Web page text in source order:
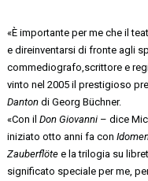
«È importante per me che il
e direinventarsi di fronte agli
commediografo,scrittore e
vinto nel 2005 il prestigioso
Dantondi Georg Büchner.
«Con ilDon Giovanni – dice
iniziato otto anni fa con
Zauberflötee la trilogia su
significato speciale per me,